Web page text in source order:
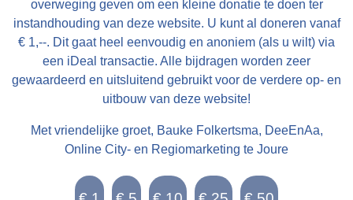
overweging geven om een kleine donatie te doen ter
instandhouding van deze website. U kunt al doneren vanaf
€ 1,--. Dit gaat heel eenvoudig en anoniem (als u wilt) via
een iDeal transactie. Alle bijdragen worden zeer
gewaardeerd en uitsluitend gebruikt voor de verdere op- en
uitbouw van deze website!
Met vriendelijke groet, Bauke Folkertsma, DeeEnAa,
Online City- en Regiomarketing te Joure